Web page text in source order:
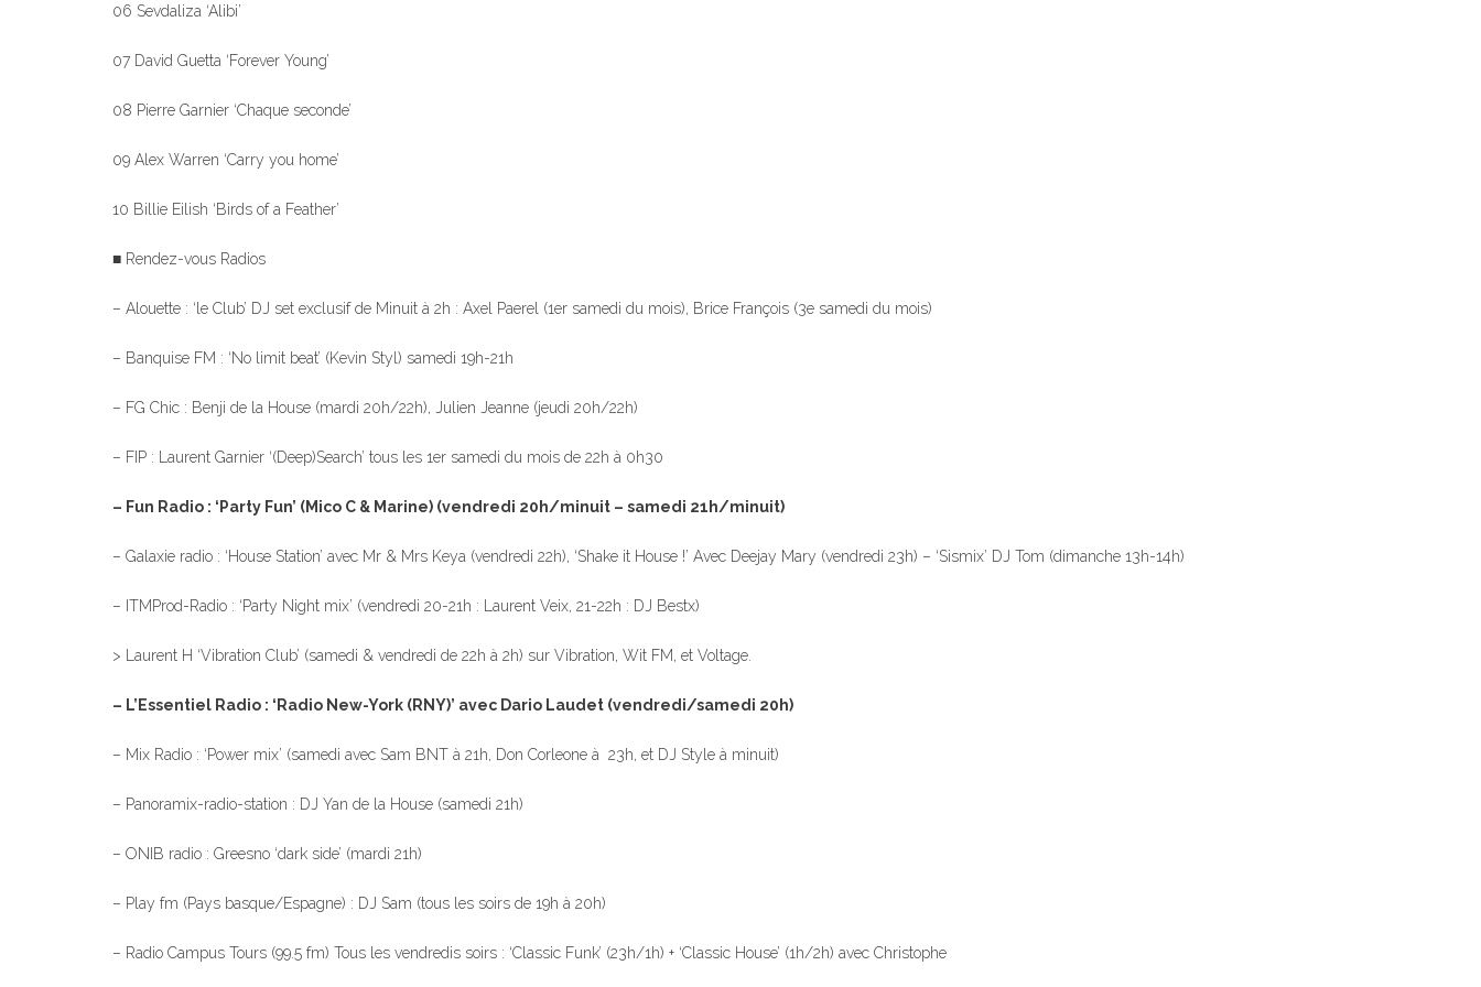
06 Sevdaliza ‘Alibi’
07 David Guetta ‘Forever Young’
08 Pierre Garnier ‘Chaque seconde’
09 Alex Warren ‘Carry you home’
10 Billie Eilish ‘Birds of a Feather’
■ Rendez-vous Radios
– Alouette : ‘le Club’ DJ set exclusif de Minuit à 2h : Axel Paerel (1er samedi du mois), Brice François (3e samedi du mois)
– Banquise FM : ‘No limit beat’ (Kevin Styl) samedi 19h-21h
– FG Chic : Benji de la House (mardi 20h/22h), Julien Jeanne (jeudi 20h/22h)
– FIP : Laurent Garnier ‘(Deep)Search’ tous les 1er samedi du mois de 22h à 0h30
– Fun Radio : ‘Party Fun’ (Mico C & Marine) (vendredi 20h/minuit – samedi 21h/minuit)
– Galaxie radio : ‘House Station’ avec Mr & Mrs Keya (vendredi 22h), ‘Shake it House !’ Avec Deejay Mary (vendredi 23h) – ‘Sismix’ DJ Tom (dimanche 13h-14h)
– ITMProd-Radio : ‘Party Night mix’ (vendredi 20-21h : Laurent Veix, 21-22h : DJ Bestx)
> Laurent H ‘Vibration Club’ (samedi & vendredi de 22h à 2h) sur Vibration, Wit FM, et Voltage.
– L’Essentiel Radio : ‘Radio New-York (RNY)’ avec Dario Laudet (vendredi/samedi 20h)
– Mix Radio : ‘Power mix’ (samedi avec Sam BNT à 21h, Don Corleone à 23h, et DJ Style à minuit)
– Panoramix-radio-station : DJ Yan de la House (samedi 21h)
– ONIB radio : Greesno ‘dark side’ (mardi 21h)
– Play fm (Pays basque/Espagne) : DJ Sam (tous les soirs de 19h à 20h)
– Radio Campus Tours (99.5 fm) Tous les vendredis soirs : ‘Classic Funk’ (23h/1h) + ‘Classic House’ (1h/2h) avec Christophe